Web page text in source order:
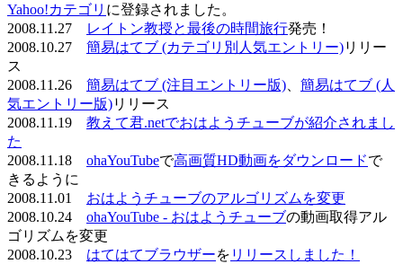
Yahoo!カテゴリ に登録されました。
2008.11.27
レイトン教授と最後の時間旅行発売！
2008.10.27 簡易はてブ (カテゴリ別人気エントリー)リリー
ス
2008.11.26 簡易はてブ (注目エントリー版)
簡易はてブ (人
気エントリー版)リリース
2008.11.19 教えて君.netでおはようチューブが紹介されまし
た
2008.11.18 ohaYouTubeで高画質HD動画をダウンロードで
きるように
2008.11.01 おはようチューブのアルゴリズムを変更
2008.10.24 ohaYouTube - おはようチューブの動画取得アル
ゴリズムを変更
2008.10.23 はてはてブラウザーを リリースしました！